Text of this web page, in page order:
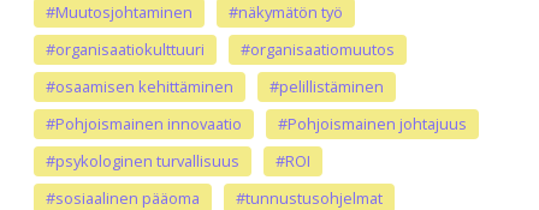
#Muutosjohtaminen
#näkymätön työ
#organisaatiokulttuuri
#organisaatiomuutos
#osaamisen kehittäminen
#pelillistäminen
#Pohjoismainen innovaatio
#Pohjoismainen johtajuus
#psykologinen turvallisuus
#ROI
#sosiaalinen pääoma
#tunnustusohjelmat